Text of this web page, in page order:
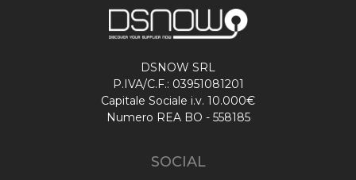
DSNOW SRL
P.IVA/C.F.: 03951081201
Capitale Sociale i.v. 10.000€
Numero REA BO - 558185
SOCIAL